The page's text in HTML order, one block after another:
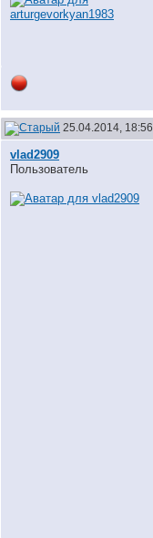
25.04.2014, 18:56
vlad2909
Пользователь